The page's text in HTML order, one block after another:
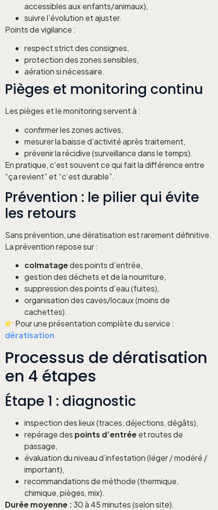
accessibles aux enfants/animaux),
suivre l’évolution et ajuster.
Points de vigilance :
respect strict des consignes,
protection des zones sensibles,
aération si nécessaire.
Pièges et monitoring continu
Les pièges et le monitoring servent à :
confirmer les zones actives,
mesurer la baisse d’activité après traitement,
prévenir la récidive (surveillance dans le temps).
En pratique, c’est souvent ce qui fait la différence entre
“ça revient” et “c’est durable”.
Prévention : le pilier qui évite
les retours
Sans prévention, une dératisation est rarement définitive.
La prévention repose sur :
colmatagedes points d’entrée,
gestion des déchets et de la nourriture,
suppression des points d’eau (fuites),
organisation des caves/locaux (moins de
cachettes).
Pour une présentation complète du service :
dératisation
Processus de dératisation
en 4 étapes
Étape 1 : diagnostic
inspection des lieux (traces, déjections, dégâts),
repérage des points d’entrée et routes de
passage,
évaluation du niveau d’infestation (léger / modéré /
important),
recommandations de méthode (thermique,
chimique, pièges, mix).
Durée moyenne :30 à 45 minutes (selon site).